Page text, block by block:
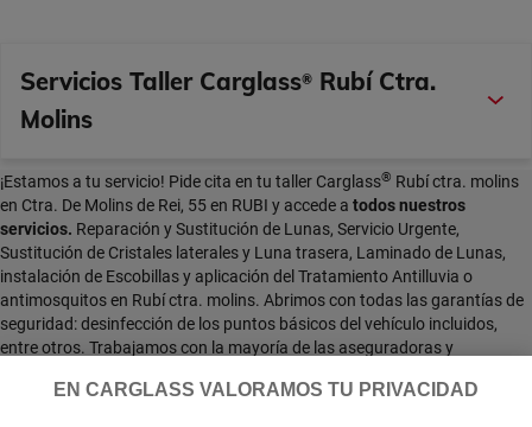
Servicios Taller Carglass® Rubí Ctra.
Molins
¡Estamos a tu servicio! Pide cita en tu taller Carglass® Rubí ctra. molins
en Ctra. De Molins de Rei, 55 en RUBI y accede a todos nuestros
servicios. Reparación y Sustitución de Lunas, Servicio Urgente,
Sustitución de Cristales laterales y Luna trasera, Laminado de Lunas,
instalación de Escobillas y aplicación del Tratamiento Antilluvia o
antimosquitos en Rubí ctra. molins. Abrimos con todas las garantías de
seguridad: desinfección de los puntos básicos del vehículo incluidos,
entre otros. Trabajamos con la mayoría de las aseguradoras y
duda o pide cita!
EN CARGLASS VALORAMOS TU PRIVACIDAD